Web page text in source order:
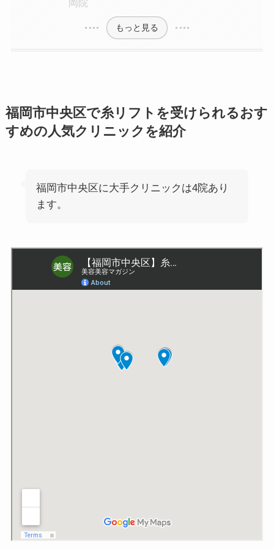
岡院
もっと見る
福岡市中央区で糸リフトを受けられるおす
すめの人気クリニックを紹介
福岡市中央区に大手クリニックは4院あり
ます。